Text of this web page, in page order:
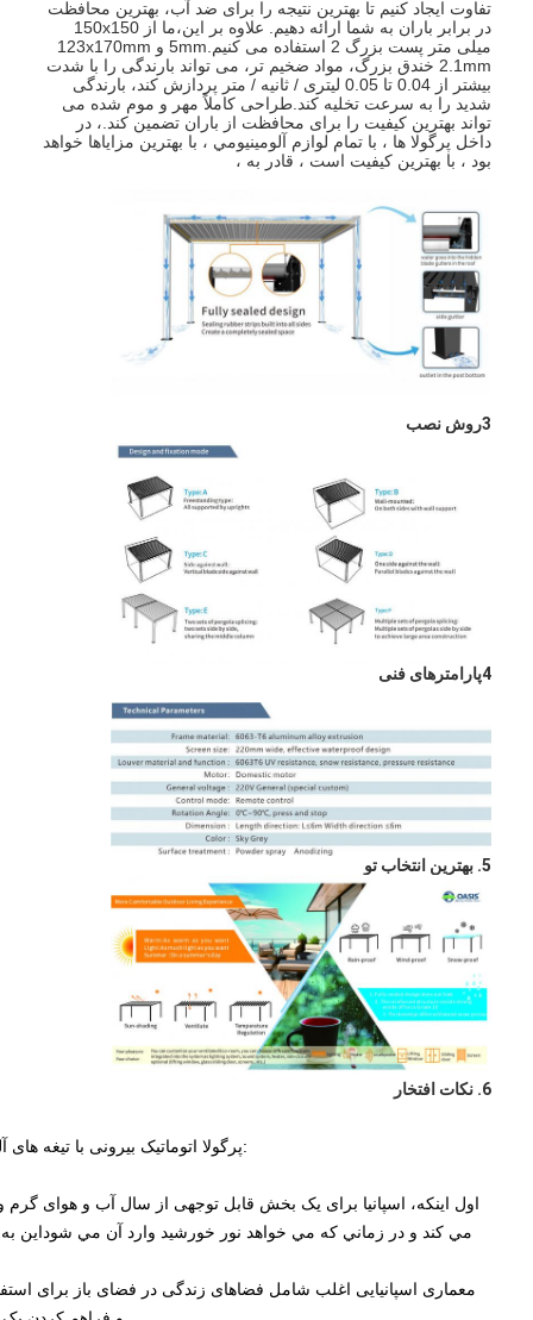
پرگولا سبک
آویزان تابش خورشیدی الکتریکی
پارکینگ های باغ
پرده های Zip Track
پرگولا آلومینیومی ارتقا یافته
لوازم جانبی سایبان
تفاوت ایجاد کنیم تا بهترین نتیجه را برای ضد آب، بهترین محافظت
در برابر باران به شما ارائه دهیم. علاوه بر این،ما از 150x150
میلی متر پست بزرگ 2 استفاده می کنیم.5mm و 123x170mm
2.1mm خندق بزرگ، مواد ضخیم تر، می تواند بارندگی را با شدت
بیشتر از 0.04 تا 0.05 لیتری / ثانیه / متر پردازش کند، بارندگی
شدید را به سرعت تخلیه کند.طراحی کاملاً مهر و موم شده می
تواند بهترین کیفیت را برای محافظت از باران تضمین کند.، در
داخل پرگولا ها ، با تمام لوازم آلومينيومي ، با بهترين مزاياها خواهد
بود ، با بهترين کيفيت است ، قادر به ،
3روش نصب
4پارامترهای فنی
5. بهترين انتخاب تو
6. نکات افتخار
پرگولا اتوماتیک بیرونی با تیغه های آلومینیومی به دلایل مختلفی برای معماری اسپانیا مناسب است:
اول اینکه، اسپانیا برای یک بخش قابل توجهی از سال آب و هوای
مي کند و در زماني که مي خواهد نور خورشيد وارد آن مي شوداین
معماری اسپانیایی اغلب شامل فضاهای زندگی در فضای باز برای